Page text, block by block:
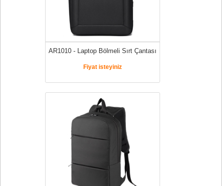
AR1010 - Laptop Bölmeli Sırt Çantası
Fiyat isteyiniz